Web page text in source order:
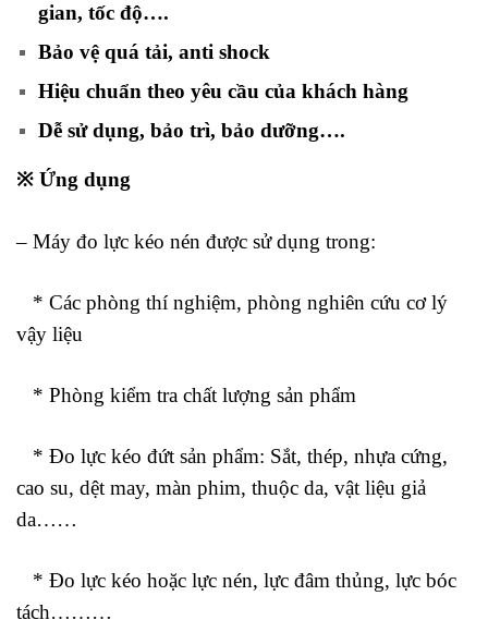
gian, tốc độ….
Bảo vệ quá tải, anti shock
Hiệu chuẩn theo yêu cầu của khách hàng
Dễ sử dụng, bảo trì, bảo dưỡng….
※ Ứng dụng
– Máy đo lực kéo nén được sử dụng trong:
* Các phòng thí nghiệm, phòng nghiên cứu cơ lý
vậy liệu
* Phòng kiểm tra chất lượng sản phẩm
* Đo lực kéo đứt sản phẩm: Sắt, thép, nhựa cứng,
cao su, dệt may, màn phim, thuộc da, vật liệu giả
da……
* Đo lực kéo hoặc lực nén, lực đâm thủng, lực bóc
tách………